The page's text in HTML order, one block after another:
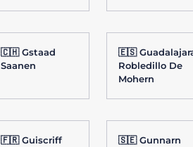
🇨🇭 Gstaad
Saanen
🇪🇸
Robledillo De
Mohern
🇫🇷 Guiscriff
🇸🇪 Gunnarn